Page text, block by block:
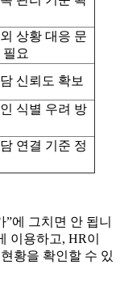
상황 대응 문
필요
신뢰도 확보
식별 우려 방
연결 기준 정
에 그치면 안 됩니
이용하고, HR이
황을 확인할 수 있